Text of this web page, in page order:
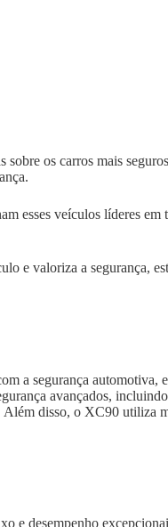
os carros mais
esses veículos líderes
e valoriza a segurança,
a segurança
avançados,
disso, o XC90 utiliza
e desempenho